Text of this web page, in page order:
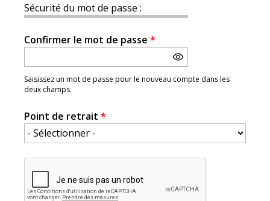
Sécurité du mot de passe :
Confirmer le mot de passe *
Saisissez un mot de passe pour le nouveau compte dans les
deux champs.
Point de retrait *